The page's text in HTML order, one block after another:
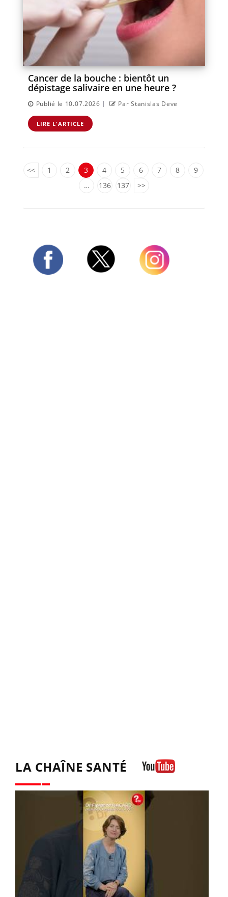
Cancer de la bouche : bientôt un
dépistage salivaire en une heure ?
Publié le 10.07.2026 | Par Stanislas Deve
LIRE L'ARTICLE
<< 1 2 3 4 5 6 7 8
9
…
136 137 >>
LA CHAÎNE SANTÉ